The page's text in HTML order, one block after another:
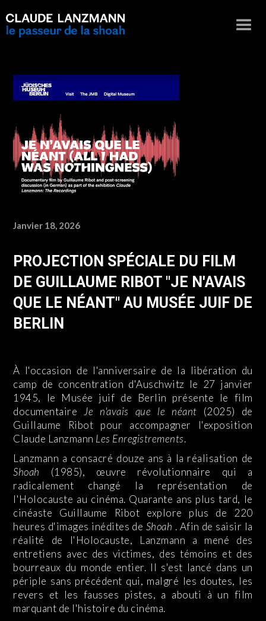
Janvier 18, 2026
PROJECTION SPÉCIALE DU FILM
DE GUILLAUME RIBOT "JE N'AVAIS
QUE LE NÉANT" AU MUSÉE JUIF DE
BERLIN
À l'occasion de l'anniversaire de la libération du
camp de concentration d'Auschwitz le 27 janvier
1945, le Musée juif de Berlin présente le film
documentaireJe n'avais que le néant (2025) de
Guillaume Ribot pour accompagner l'exposition
Claude Lanzmann Les Enregistrements.
Lanzmann a consacré douze ans à la réalisation de
Shoah (1985), œuvre révolutionnaire qui a
radicalement changé la représentation de
l'Holocauste au cinéma. Quarante ans plus tard, le
cinéaste Guillaume Ribot explore plus de 220
heures d'images inédites de Shoah . Afin de saisir la
réalité de l'Holocauste, Lanzmann a mené des
entretiens avec des victimes, des témoins et des
bourreaux du monde entier. Il s'est lancé dans un
périple sans précédent qui, malgré les doutes, les
revers et les fausses pistes, a abouti à un film
marquant de l'histoire du cinéma.